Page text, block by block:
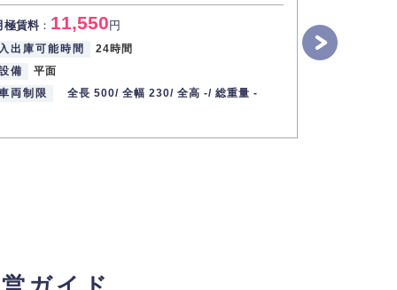
極賃料： 11,550円
入出庫可能時間
24時間
備
平面
両制限
全長 500/ 全幅 230/ 全高 -/ 総重量 -
月極賃料
入出庫可